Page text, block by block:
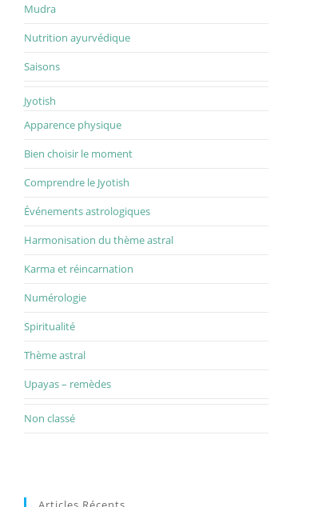
Mudra
Nutrition ayurvédique
Saisons
Jyotish
Apparence physique
Bien choisir le moment
Comprendre le Jyotish
Événements astrologiques
Harmonisation du thème astral
Karma et réincarnation
Numérologie
Spiritualité
Thème astral
Upayas – remèdes
Non classé